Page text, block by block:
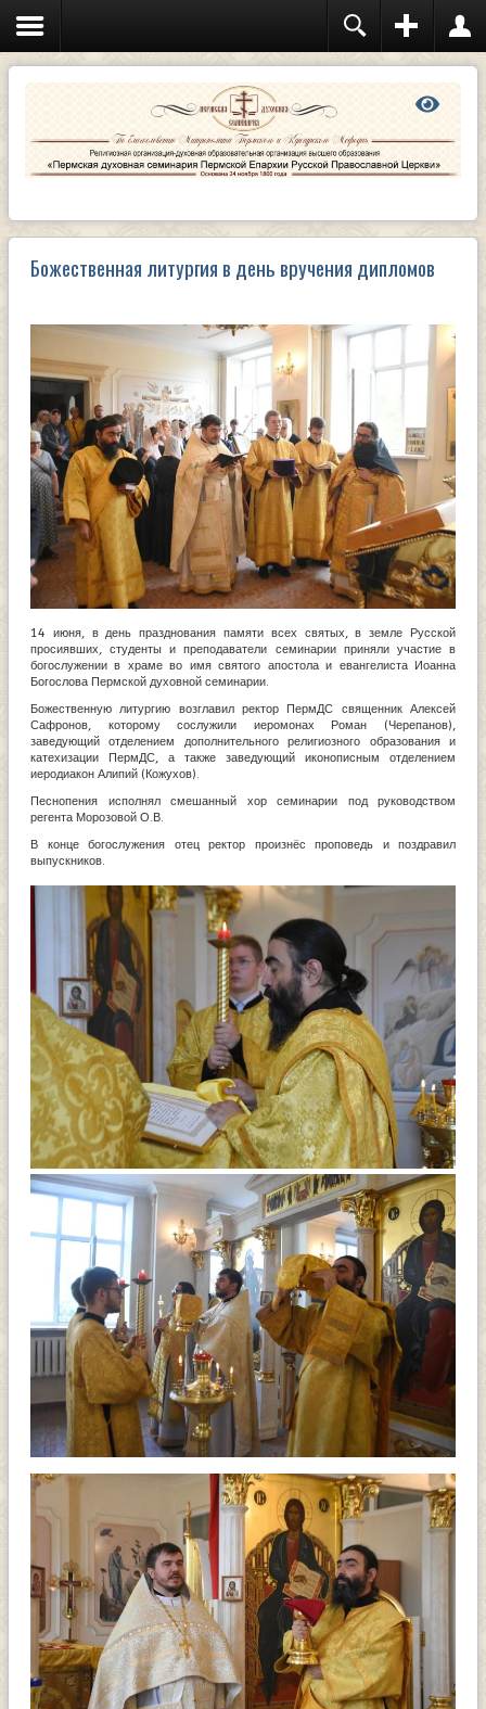
Божественная литургия в день вручения дипломов
14 июня, в день празднования памяти всех святых, в земле Русской
просиявших, студенты и преподаватели семинарии приняли участие в
богослужении в храме во имя святого апостола и евангелиста Иоанна
Богослова Пермской духовной семинарии.
Божественную литургию возглавил ректор ПермДС священник Алексей
Сафронов, которому сослужили иеромонах Роман (Черепанов),
заведующий отделением дополнительного религиозного образования и
катехизации ПермДС, а также заведующий иконописным отделением
иеродиакон Алипий (Кожухов).
Песнопения исполнял смешанный хор семинарии под руководством
регента Морозовой О.В.
В конце богослужения отец ректор произнёс проповедь и поздравил
выпускников.